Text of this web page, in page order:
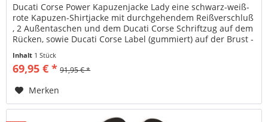
Ducati Corse Power Kapuzenjacke Lady eine schwarz-weiß-
rote Kapuzen-Shirtjacke mit durchgehendem Reißverschluß
, 2 Außentaschen und dem Ducati Corse Schriftzug auf dem
Rücken, sowie Ducati Corse Label (gummiert) auf der Brust -
Inhalt 1 Stück
69,95 € * 91,95 € *
Merken